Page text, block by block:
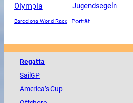
Olympia Jugendsegeln
Barcelona World Race Porträt
Regatta
SailGP
America’s Cup